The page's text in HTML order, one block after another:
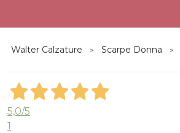
Walter Calzature Scarpe Donna
5,0/5
1